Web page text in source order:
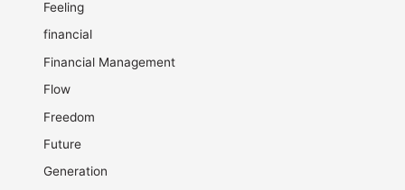
Feeling
financial
Financial Management
Flow
Freedom
Future
Generation